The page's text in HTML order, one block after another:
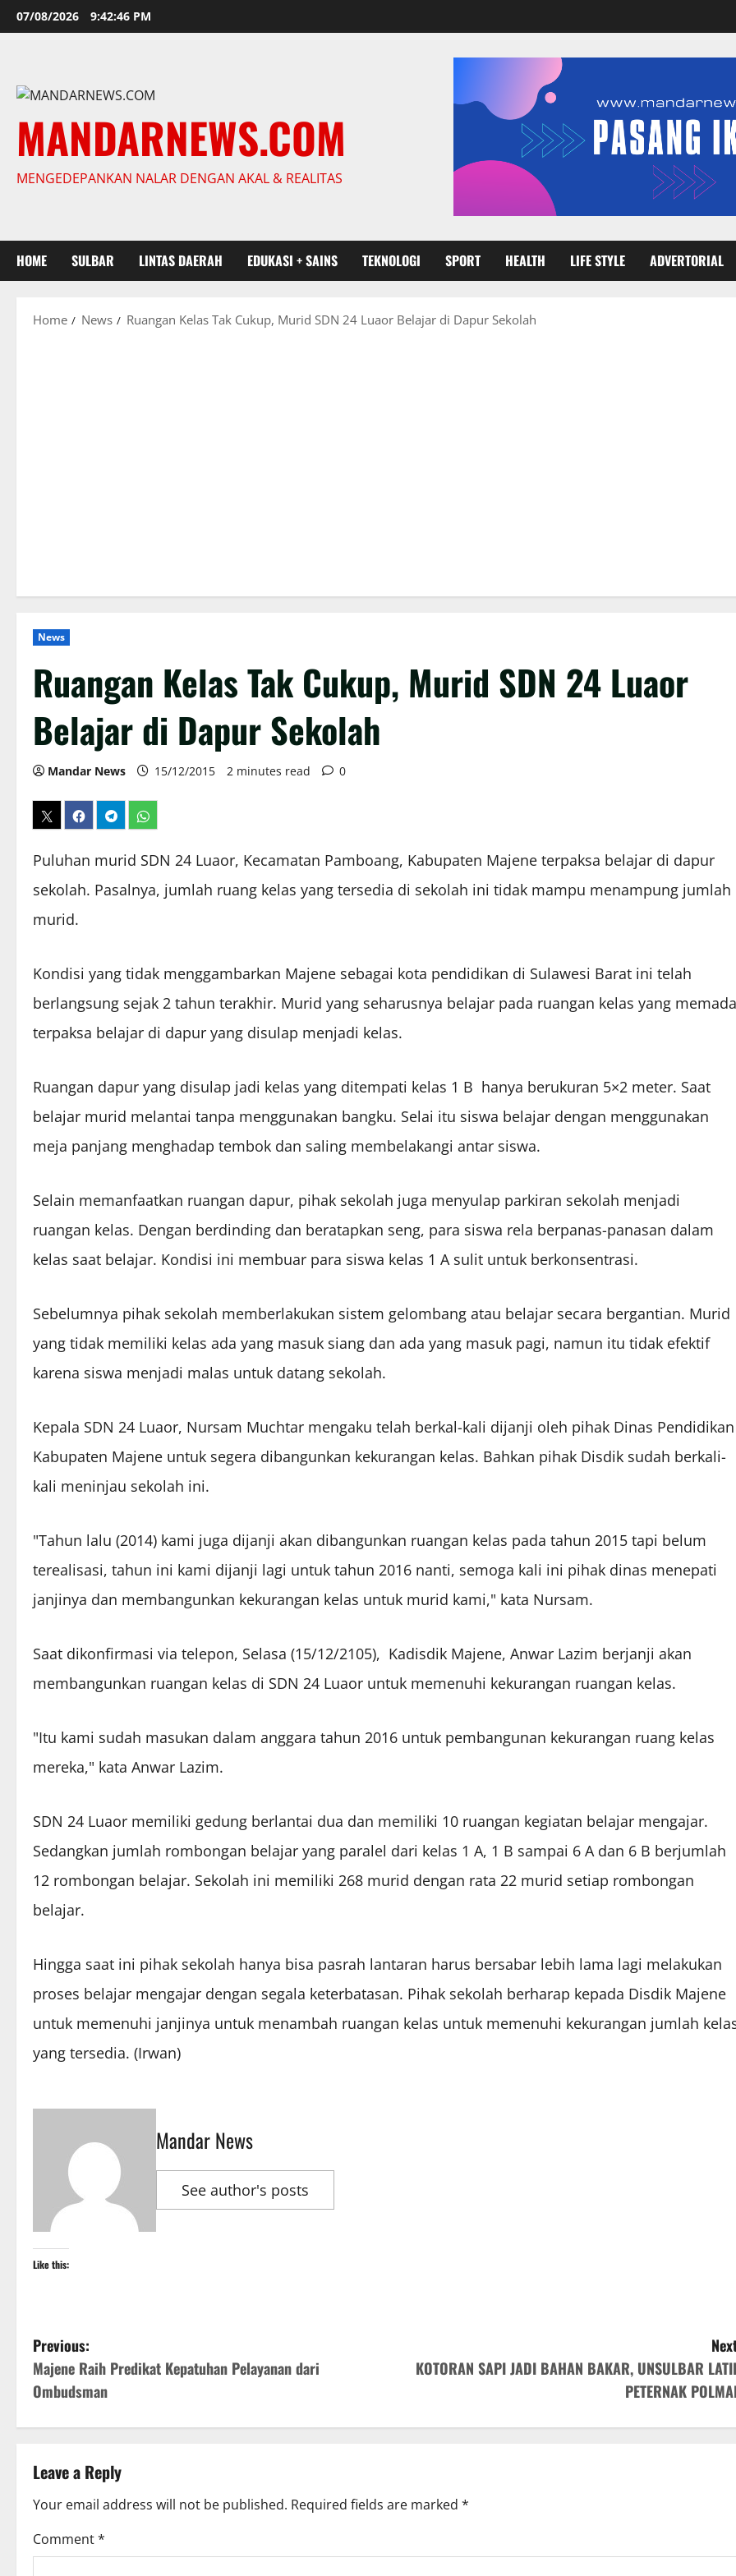
Skip
to
07/08/2026 9:42:48 PM
MANDARNEWS.COM
MENGEDEPANKAN NALAR DENGAN AKAL & REALITAS
HOME SULBAR LINTAS DAERAH EDUKASI + SAINS TEKNOLOGI SPORT HEALTH LIFE STYLE ADVERTORIAL
Home News Ruangan Kelas Tak Cukup, Murid SDN 24 Luaor Belajar di Dapur Sekolah
News
Ruangan Kelas Tak Cukup, Murid SDN 24 Luaor
Belajar di Dapur Sekolah
Mandar News 15/12/2015 2 minutes read 0
Puluhan murid SDN 24 Luaor, Kecamatan Pamboang, Kabupaten Majene terpaksa belajar di dapur
sekolah. Pasalnya, jumlah ruang kelas yang tersedia di sekolah ini tidak mampu menampung jumlah
murid.
Kondisi yang tidak menggambarkan Majene sebagai kota pendidikan di Sulawesi Barat ini telah
berlangsung sejak 2 tahun terakhir. Murid yang seharusnya belajar pada ruangan kelas yang
terpaksa belajar di dapur yang disulap menjadi kelas.
Ruangan dapur yang disulap jadi kelas yang ditempati kelas 1 B hanya berukuran 5×2 meter. Saat
belajar murid melantai tanpa menggunakan bangku. Selai itu siswa belajar dengan menggunakan
meja panjang menghadap tembok dan saling membelakangi antar siswa.
Selain memanfaatkan ruangan dapur, pihak sekolah juga menyulap parkiran sekolah menjadi
ruangan kelas. Dengan berdinding dan beratapkan seng, para siswa rela berpanas-panasan dalam
kelas saat belajar. Kondisi ini membuar para siswa kelas 1 A sulit untuk berkonsentrasi.
Sebelumnya pihak sekolah memberlakukan sistem gelombang atau belajar secara bergantian. Murid
yang tidak memiliki kelas ada yang masuk siang dan ada yang masuk pagi, namun itu tidak efektif
karena siswa menjadi malas untuk datang sekolah.
Kepala SDN 24 Luaor, Nursam Muchtar mengaku telah berkal-kali dijanji oleh pihak Dinas Pendidikan
Kabupaten Majene untuk segera dibangunkan kekurangan kelas. Bahkan pihak Disdik sudah berkali-
kali meninjau sekolah ini.
"Tahun lalu (2014) kami juga dijanji akan dibangunkan ruangan kelas pada tahun 2015 tapi belum
terealisasi, tahun ini kami dijanji lagi untuk tahun 2016 nanti, semoga kali ini pihak dinas menepati
janjinya dan membangunkan kekurangan kelas untuk murid kami," kata Nursam.
Saat dikonfirmasi via telepon, Selasa (15/12/2105), Kadisdik Majene, Anwar Lazim berjanji akan
membangunkan ruangan kelas di SDN 24 Luaor untuk memenuhi kekurangan ruangan kelas.
"Itu kami sudah masukan dalam anggara tahun 2016 untuk pembangunan kekurangan ruang kelas
mereka," kata Anwar Lazim.
SDN 24 Luaor memiliki gedung berlantai dua dan memiliki 10 ruangan kegiatan belajar mengajar.
Sedangkan jumlah rombongan belajar yang paralel dari kelas 1 A, 1 B sampai 6 A dan 6 B berjumlah
12 rombongan belajar. Sekolah ini memiliki 268 murid dengan rata 22 murid setiap rombongan
belajar.
Hingga saat ini pihak sekolah hanya bisa pasrah lantaran harus bersabar lebih lama lagi melakukan
proses belajar mengajar dengan segala keterbatasan. Pihak sekolah berharap kepada Disdik Majene
untuk memenuhi janjinya untuk menambah ruangan kelas untuk memenuhi kekurangan jumlah
yang tersedia. (Irwan)
Mandar News
See author's posts
Like this:
P
o
s
n
a
v
Previous:
Majene Raih Predikat Kepatuhan Pelayanan dari
Ombudsman
KOTORAN SAPI JADI BAHAN BAKAR, UNSULBAR
PETERNAK
Leave a Reply
Your email address will not be published. Required fields are marked *
Comment*